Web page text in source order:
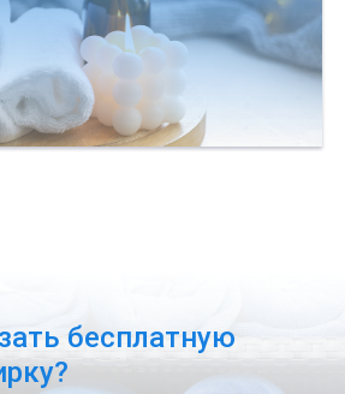
бесплатную